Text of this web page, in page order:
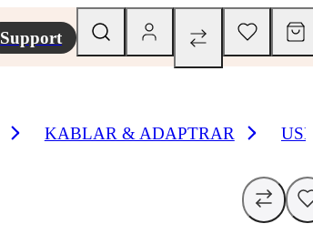
Support
KABLAR & ADAPTRAR